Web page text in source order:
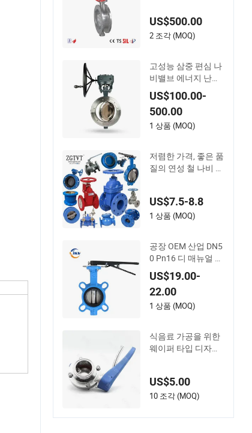
드 씰 올메탈 하드 씰
버터플라이 밸브
US$500.00
2 조각 (MOQ)
고성능 삼중 편심 나
비밸브 에너지 난방
용
US$100.00-
500.00
1 상품 (MOQ)
저렴한 가격, 좋은 품
질의 연성 철 나비 체
US$7.5-8.8
1 상품 (MOQ)
공장 OEM 산업 DN5
0 Pn16 디 매뉴얼 스
테인리스 스틸 웨이
퍼 버터플라이 밸브
US$19.00-
22.00
1 상품 (MOQ)
식음료 가공을 위한
웨이퍼 타입 디자인
US$5.00
10 조각 (MOQ)